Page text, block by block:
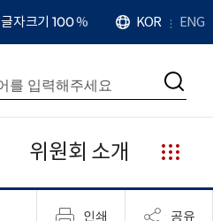
확
대
치
글자크기 100%
언
어
KOR ENG
검
위원회 소개
누
리
집
인쇄 공유